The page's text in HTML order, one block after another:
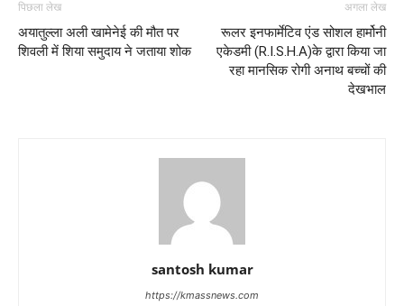
पिछला लेख
अयातुल्ला अली खामेनेई की मौत पर
शिवली में शिया समुदाय ने जताया शोक
अगला लेख
रूलर इनफार्मेटिव एंड सोशल हार्मोनी
एकेडमी (R.I.S.H.A)के द्वारा किया जा
रहा मानसिक रोगी अनाथ बच्चों की
देखभाल
santosh kumar
https://kmassnews.com